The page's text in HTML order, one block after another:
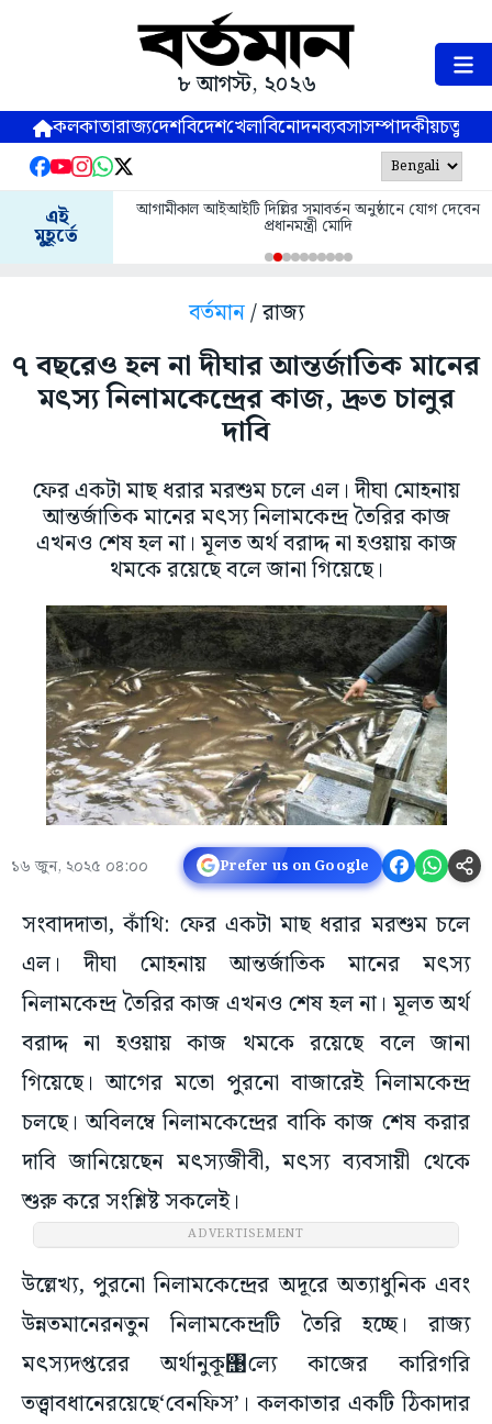
৮ আগস্ট, ২০২৬
কলকাতারাজ্যদেশবিদেশখেলাবিনোদনব্যবসাসম্পাদকীয়
এই
মুহূর্তে
আগামীকাল আইআইটি দিল্লির সমাবর্তন অনুষ্ঠানে যোগ দেবেন
প্রধানমন্ত্রী মোদি
বর্তমান/ রাজ্য
৭ বছরেও হল না দীঘার আন্তর্জাতিক মানের
মৎস্য নিলামকেন্দ্রের কাজ, দ্রুত চালুর
দাবি
ফের একটা মাছ ধরার মরশুম চলে এল। দীঘা মোহনায়
আন্তর্জাতিক মানের মৎস্য নিলামকেন্দ্র তৈরির কাজ
এখনও শেষ হল না। মূলত অর্থ বরাদ্দ না হওয়ায় কাজ
থমকে রয়েছে বলে জানা গিয়েছে।
১৬ জুন, ২০২৫ ০৪:০০ Prefer us on Google
সংবাদদাতা, কাঁথি: ফের একটা মাছ ধরার মরশুম চলে
এল। দীঘা মোহনায় আন্তর্জাতিক মানের মৎস্য
নিলামকেন্দ্র তৈরির কাজ এখনও শেষ হল না। মূলত অর্থ
বরাদ্দ না হওয়ায় কাজ থমকে রয়েছে বলে জানা
গিয়েছে। আগের মতো পুরনো বাজারেই নিলামকেন্দ্র
চলছে। অবিলম্বে নিলামকেন্দ্রের বাকি কাজ শেষ করার
দাবি জানিয়েছেন মৎস্যজীবী, মৎস্য ব্যবসায়ী থেকে
শুরু করে সংশ্লিষ্ট সকলেই।
ADVERTISEMENT
উল্লেখ্য, পুরনো নিলামকেন্দ্রের অদূরে অত্যাধুনিক এবং
উন্নতমানেরনতুন নিলামকেন্দ্রটি তৈরি হচ্ছে। রাজ্য
মৎস্যদপ্তরের অর্থানুকূ঩ল্যে কাজের কারিগরি
তত্ত্বাবধানেরয়েছে‘বেনফিস’। কলকাতার একটি ঠিকাদার